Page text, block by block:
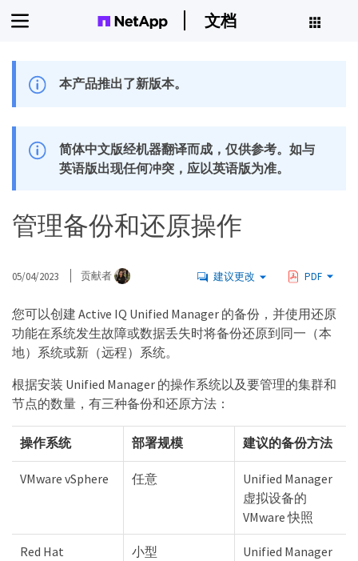
文档
本产品推出了新版本。
简体中文版经机器翻译而成，仅供参考。如与
英语版出现任何冲突，应以英语版为准。
管理备份和还原操作
05/04/2023 贡献者 建议更改 PDF
您可以创建 Active IQ Unified Manager 的备份，并使用还原
功能在系统发生故障或数据丢失时将备份还原到同一（本
地）系统或新（远程）系统。
根据安装 Unified Manager 的操作系统以及要管理的集群和
节点的数量，有三种备份和还原方法：
操作系统 部署规模 建议的备份方法
VMware vSphere 任意
Unified Manager
虚拟设备的
VMware 快照
Red Hat
小型
Unified Manager